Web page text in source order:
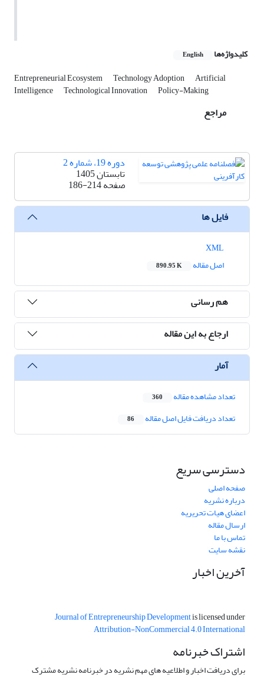
کلیدواژه‌ها English
Entrepreneurial Ecosystem Technology Adoption Artificial
Intelligence Technological Innovation Policy-Making
مراجع
دوره 19، شماره 2
تابستان 1405
صفحه186-214
فایل ها
اصل مقاله
890.95 K
هم رسانی
ارجاع به این مقاله
آمار
تعداد مشاهده مقاله 360
تعداد دریافت فایل اصل مقاله 86
دسترسی سریع
صفحه اصلی
درباره نشریه
اعضای هیات تحریریه
ارسال مقاله
تماس با ما
نقشه سایت
آخرین اخبار
Journal of Entrepreneurship Developmentis licensed under
Attribution-NonCommercial 4.0 International
اشتراک خبرنامه
برای دریافت اخبار و اطلاعیه های مهم نشریه در خبرنامه نشریه مشترک